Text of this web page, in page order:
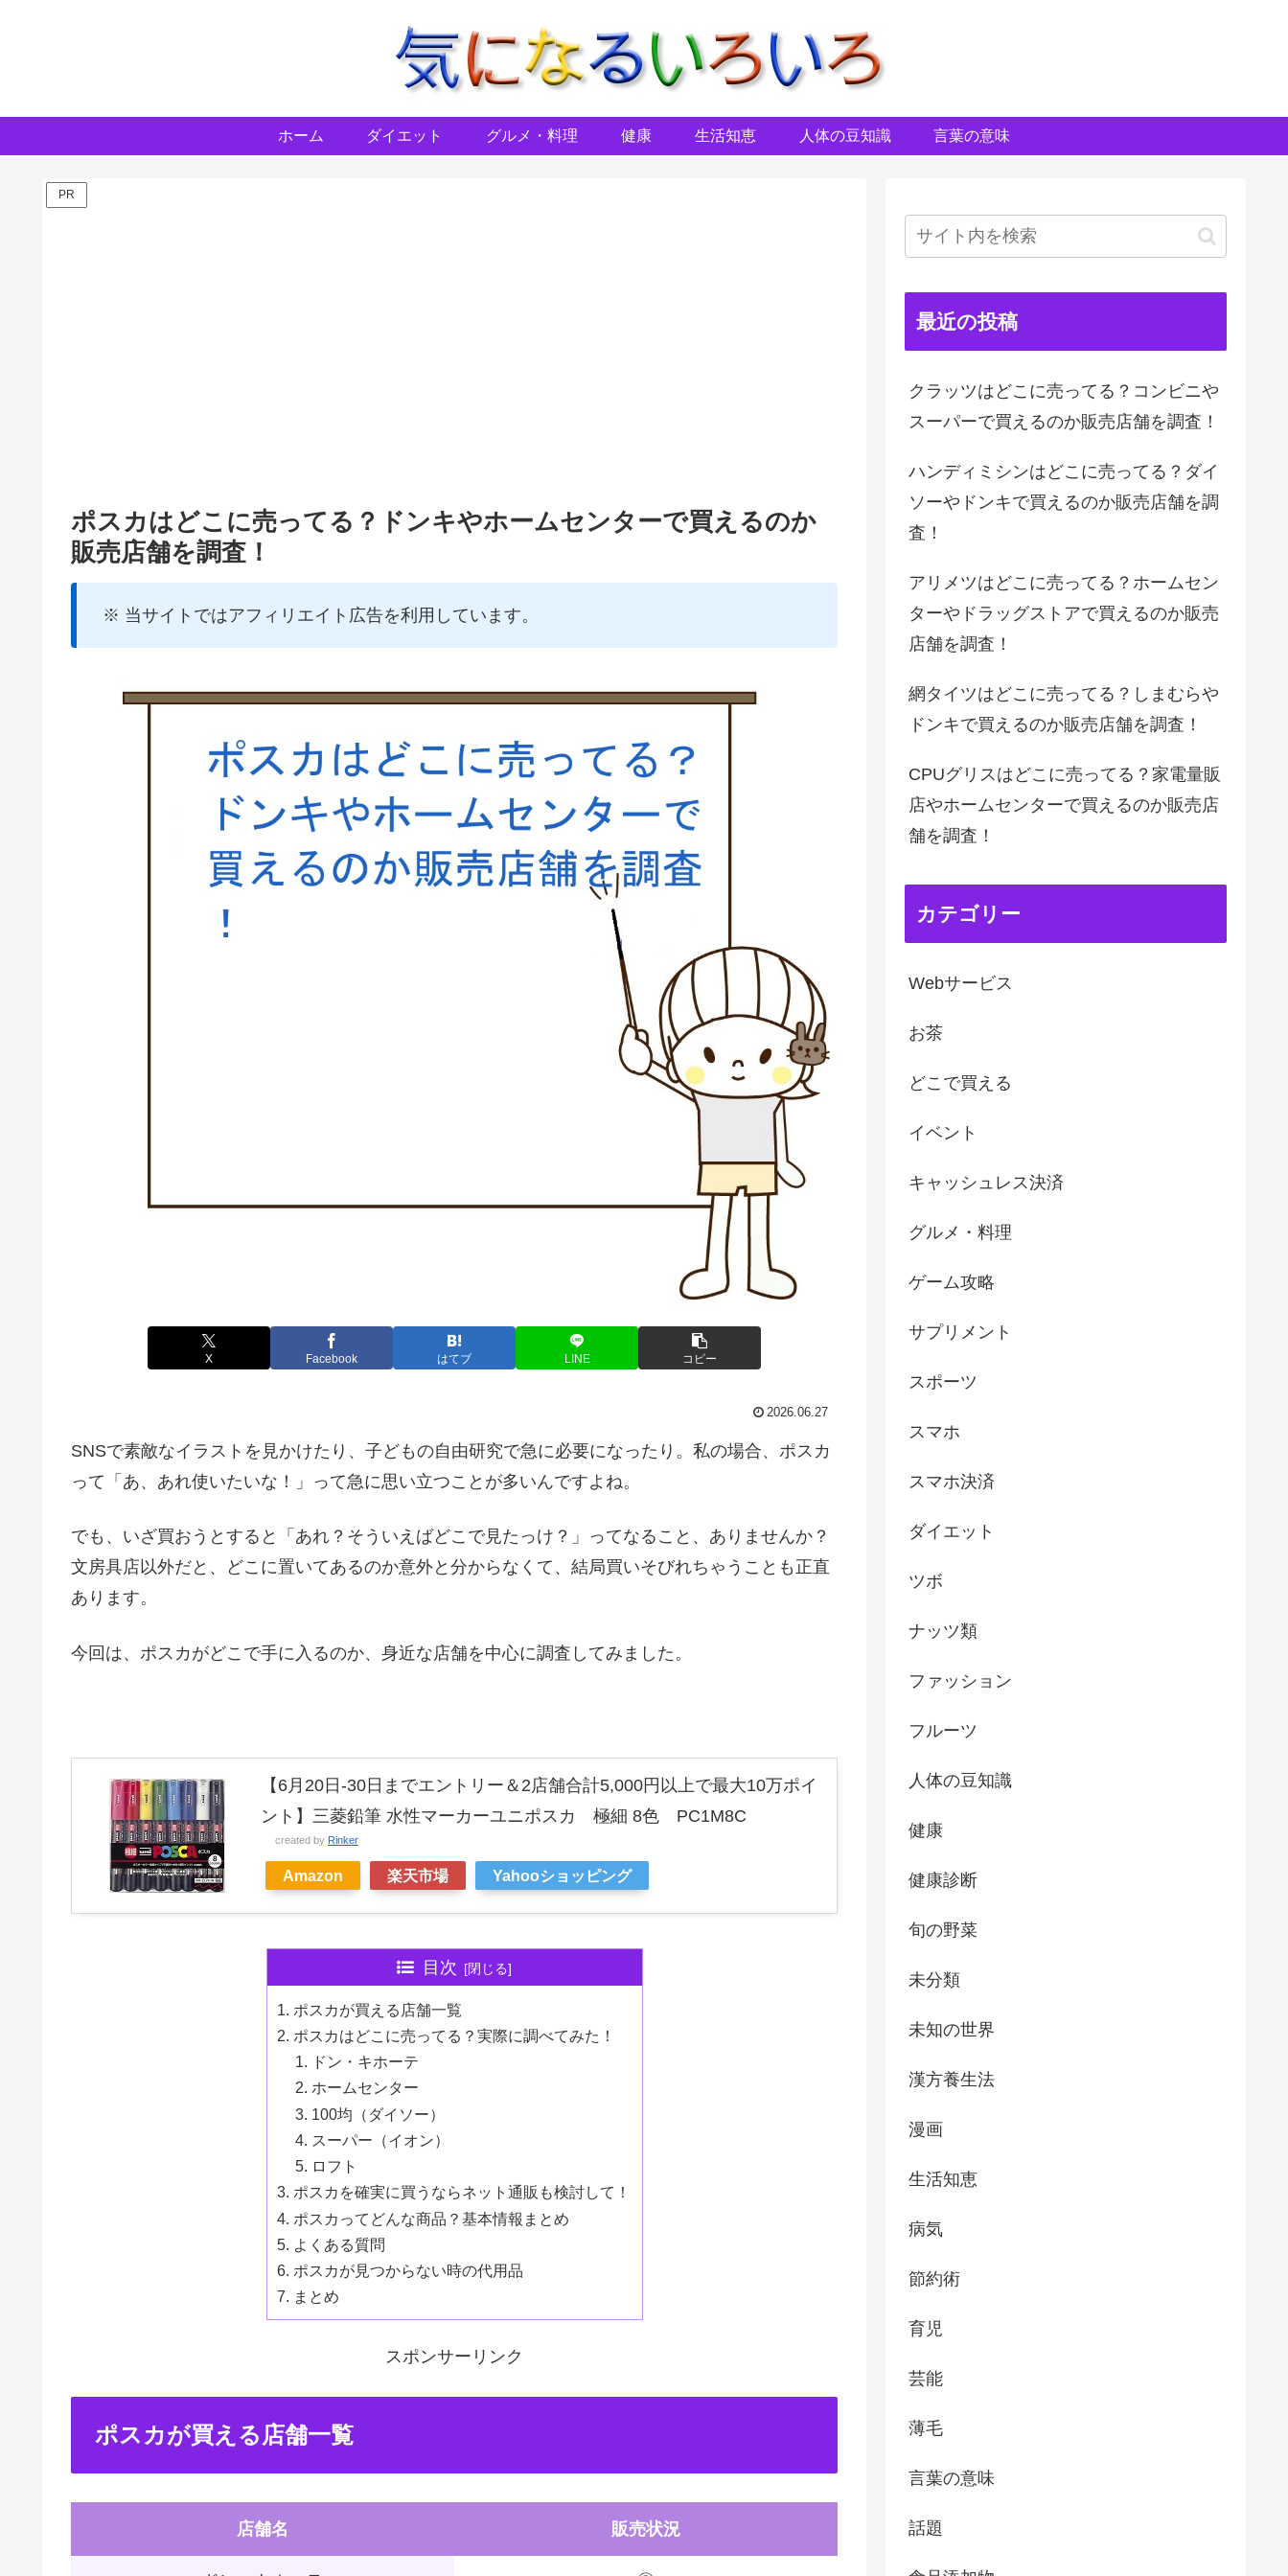
ホーム ダイエット グルメ・料理 健康 生活知恵 人体の豆知識 言葉の意味
PR
ポスカはどこに売ってる？ドンキやホームセンターで買えるのか
販売店舗を調査！
※ 当サイトではアフィリエイト広告を利用しています。
X Facebook はてブ LINE コピー
2026.06.27
SNSで素敵なイラストを見かけたり、子どもの自由研究で急に必要になったり。私の場合、ポスカ
って「あ、あれ使いたいな！」って急に思い立つことが多いんですよね。
でも、いざ買おうとすると「あれ？そういえばどこで見たっけ？」ってなること、ありませんか？
文房具店以外だと、どこに置いてあるのか意外と分からなくて、結局買いそびれちゃうことも正直
あります。
今回は、ポスカがどこで手に入るのか、身近な店舗を中心に調査してみました。
【6月20日-30日までエントリー＆2店舗合計5,000円以上で最大10万ポイ
ント】三菱鉛筆 水性マーカーユニポスカ 極細 8色 PC1M8C
created by Rinker
Amazon 楽天市場 Yahooショッピング
目次
ポスカが買える店舗一覧
ポスカはどこに売ってる？実際に調べてみた！
ドン・キホーテ
ホームセンター
100均（ダイソー）
スーパー（イオン）
ロフト
ポスカを確実に買うならネット通販も検討して！
ポスカってどんな商品？基本情報まとめ
よくある質問
ポスカが見つからない時の代用品
まとめ
スポンサーリンク
ポスカが買える店舗一覧
店舗名 販売状況
最近の投稿
クラッツはどこに売ってる？コンビニや
スーパーで買えるのか販売店舗を調査！
ハンディミシンはどこに売ってる？ダイ
ソーやドンキで買えるのか販売店舗を調
査！
アリメツはどこに売ってる？ホームセン
ターやドラッグストアで買えるのか販売
店舗を調査！
網タイツはどこに売ってる？しまむらや
ドンキで買えるのか販売店舗を調査！
CPUグリスはどこに売ってる？家電量販
店やホームセンターで買えるのか販売店
舗を調査！
カテゴリー
Webサービス
お茶
どこで買える
イベント
キャッシュレス決済
グルメ・料理
ゲーム攻略
サプリメント
スポーツ
スマホ
スマホ決済
ダイエット
ツボ
ナッツ類
ファッション
フルーツ
人体の豆知識
健康
健康診断
旬の野菜
未分類
未知の世界
漢方養生法
漫画
生活知恵
病気
節約術
育児
芸能
薄毛
言葉の意味
話題